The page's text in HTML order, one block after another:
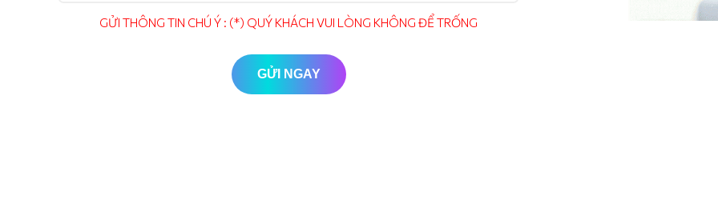
GỬI THÔNG TIN CHÚ Ý : (*) QUÝ KHÁCH VUI LÒNG KHÔNG ĐỂ TRỐNG
GỬI NGAY